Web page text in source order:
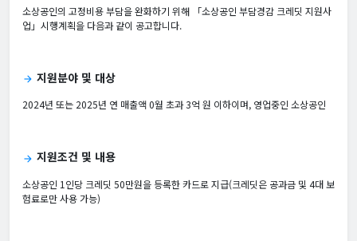
소상공인의 고정비용 부담을 완화하기 위해 「소상공인 부담경감 크레딧 지원사
업」시행계획을 다음과 같이 공고합니다.
arrow_forward 지원분야 및 대상
2024년 또는 2025년 연 매출액 0월 초과 3억 원 이하이며, 영업중인 소상공인
arrow_forward 지원조건 및 내용
소상공인 1인당 크레딧 50만원을 등록한 카드로 지급(크레딧은 공과금 및 4대 보
험료로만 사용 가능)